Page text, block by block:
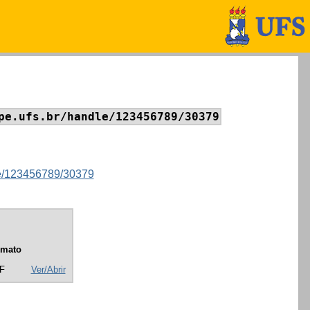
handle/123456789/30379
123456789/30379
Ver/Abrir